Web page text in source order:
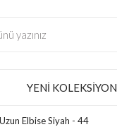
YENI KOLEKSIYON
Elbise Siyah - 44